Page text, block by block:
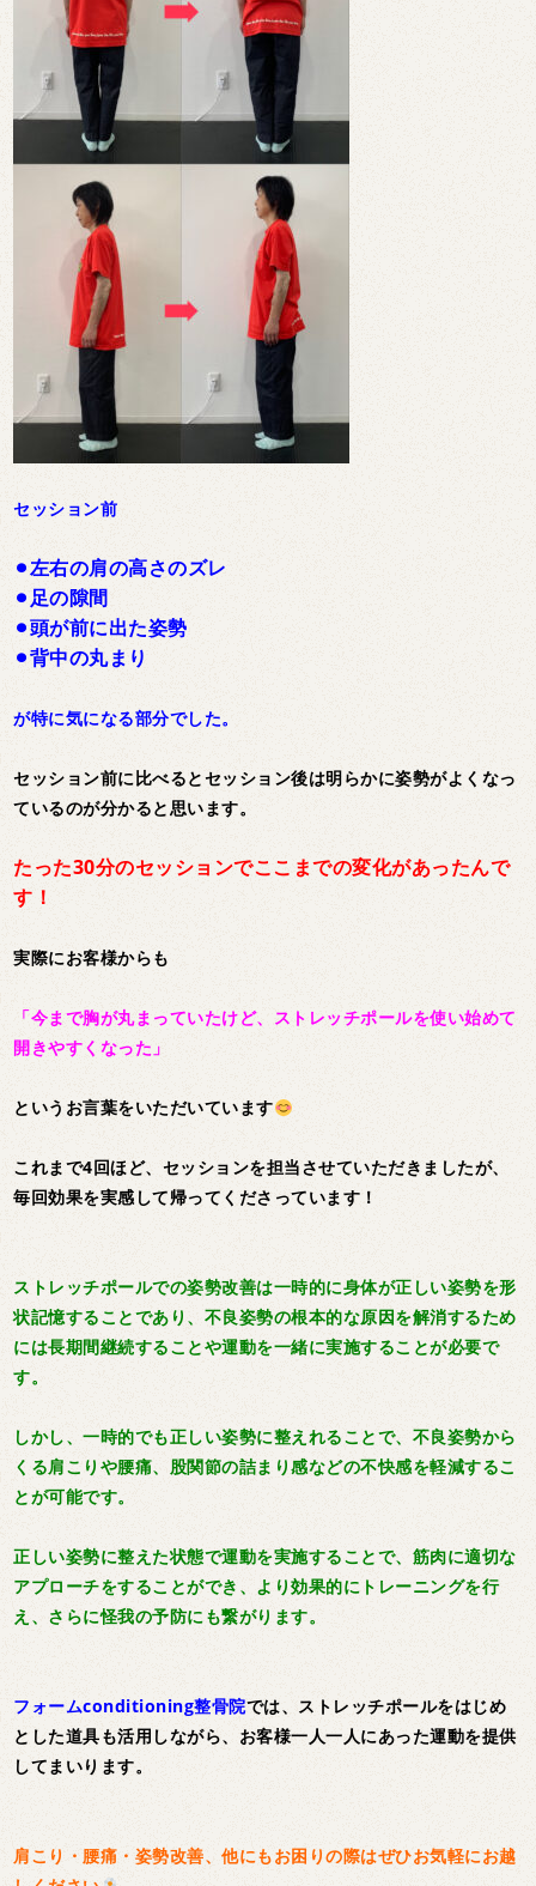
セッション前
⚫︎左右の肩の高さのズレ
⚫︎足の隙間
⚫︎頭が前に出た姿勢
⚫︎背中の丸まり
が特に気になる部分でした。
セッション前に比べるとセッション後は明らかに姿勢がよくなっ
ているのが分かると思います。
たった30分のセッションでここまでの変化があったんで
す！
実際にお客様からも
「今まで胸が丸まっていたけど、ストレッチポールを使い始めて
開きやすくなった」
というお言葉をいただいています
これまで4回ほど、セッションを担当させていただきましたが、
毎回効果を実感して帰ってくださっています！
ストレッチポールでの姿勢改善は一時的に身体が正しい姿勢を形
状記憶することであり、不良姿勢の根本的な原因を解消するため
には長期間継続することや運動を一緒に実施することが必要で
す。
しかし、一時的でも正しい姿勢に整えれることで、不良姿勢から
くる肩こりや腰痛、股関節の詰まり感などの不快感を軽減するこ
とが可能です。
正しい姿勢に整えた状態で運動を実施することで、筋肉に適切な
アプローチをすることができ、より効果的にトレーニングを行
え、さらに怪我の予防にも繋がります。
フォームconditioning整骨院では、ストレッチポールをはじめ
とした道具も活用しながら、お客様一人一人にあった運動を提供
してまいります。
肩こり・腰痛・姿勢改善、他にもお困りの際はぜひお気軽にお越